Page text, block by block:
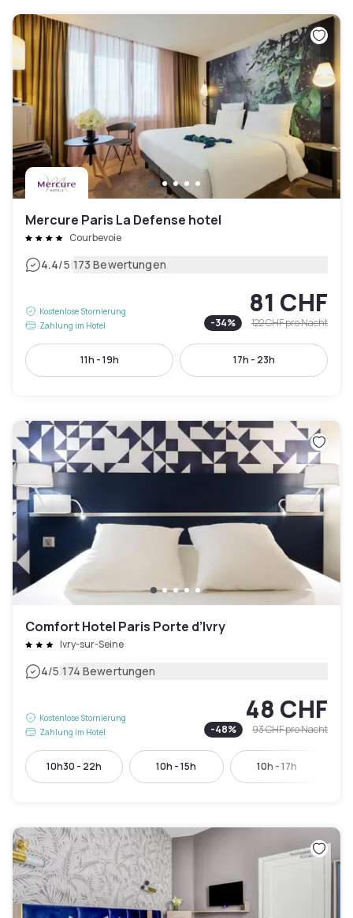
Mercure Paris La Defense hotel
Courbevoie
4.4/5|173 Bewertungen
Kostenlose Stornierung
Zahlung im Hotel
81 CHF
-34% 122 CHFpro Nacht
11h - 19h 17h - 23h
Comfort Hotel Paris Porte d’Ivry
Ivry-sur-Seine
4/5|174 Bewertungen
Kostenlose Stornierung
Zahlung im Hotel
48 CHF
-48% 93 CHFpro Nacht
10h30 - 22h 10h - 15h 10h - 17h